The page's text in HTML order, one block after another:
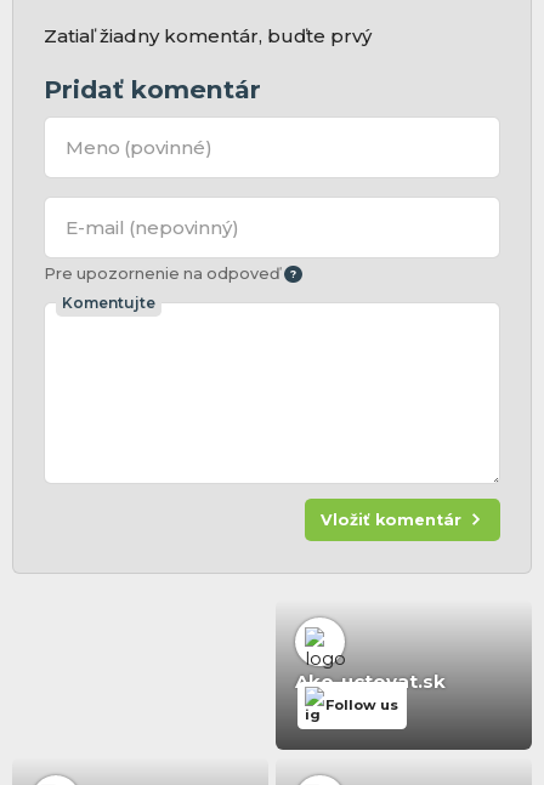
Zatiaľ žiadny komentár, buďte prvý
Pridať komentár
Meno (povinné)
E-mail (nepovinný)
Pre upozornenie na odpoveď
Komentujte
Vložiť komentár
Ako-uctovat.sk
Follow us